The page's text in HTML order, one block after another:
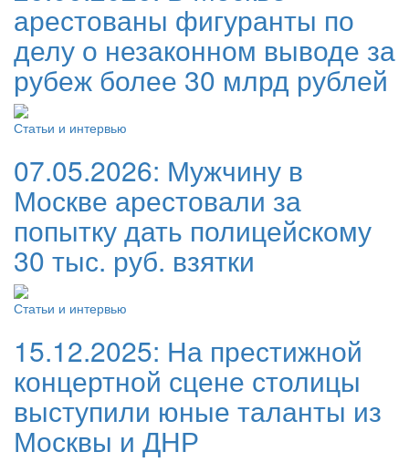
арестованы фигуранты по
делу о незаконном выводе за
рубеж более 30 млрд рублей
Статьи и интервью
07.05.2026: Мужчину в
Москве арестовали за
попытку дать полицейскому
30 тыс. руб. взятки
Статьи и интервью
15.12.2025: На престижной
концертной сцене столицы
выступили юные таланты из
Москвы и ДНР